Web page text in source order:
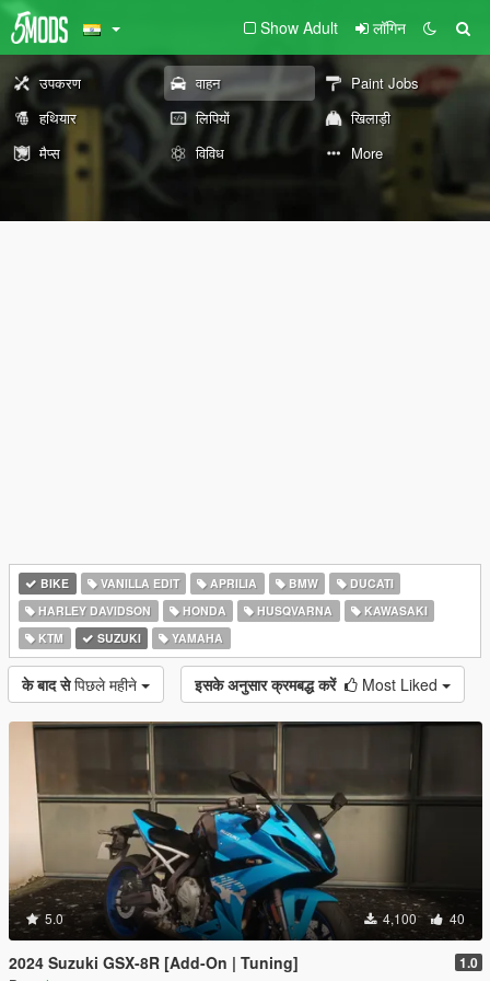
Show Adult लॉगिन
उपकरण वाहन
Paint Jobs
हथियार
लिपियों
खिलाड़ी
मैप्स
विविध More
BIKE VANILLA EDIT APRILIA BMW
DUCATI
HARLEY DAVIDSON
HONDA HUSQVARNA
KAWASAKI
KTM
SUZUKI YAMAHA
के बाद से पिछले महीने इसके अनुसार क्रमबद्ध करें Most Liked
5.0 4,100 40
2024 Suzuki GSX-8R [Add-On | Tuning] 1.0